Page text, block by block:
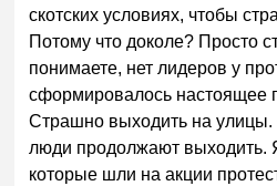
скотских условиях, чтобы
Потому что доколе? Просто
понимаете, нет лидеров у
сформировалось настоящее
Страшно выходить на
люди продолжают выходить.
которые шли на акции